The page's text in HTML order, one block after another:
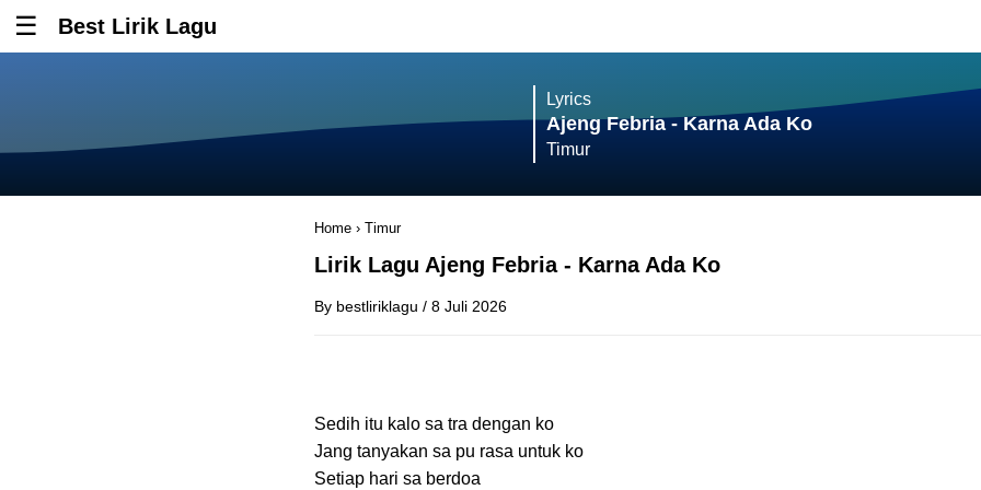
Tombol untuk membuka atau menutup menu
Best Lirik Lagu
Lyrics
Ajeng Febria - Karna Ada Ko
Timur
Home › Timur
Lirik Lagu Ajeng Febria - Karna Ada Ko
By bestliriklagu / 8 Juli 2026
Sedih itu kalo sa tra dengan ko
Jang tanyakan sa pu rasa untuk ko
Setiap hari sa berdoa